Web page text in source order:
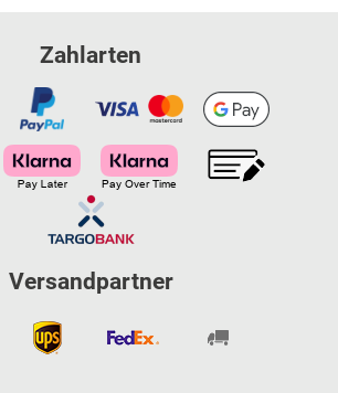
Zahlarten
Versandpartner